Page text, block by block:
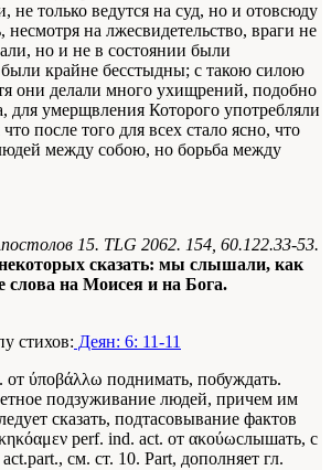
не только ведутся на суд, но и отовсюду
несмотря на лжесвидетельство, враги не
но и не в состоянии были
были крайне бесстыдны; с такою силою
они делали много ухищрений, подобно
для умерщвления Которого употребляли
после того для всех стало ясно, что
между собою, но борьба между
15. TLG 2062. 154, 60.122.33-53.
сказать: мы слышали, как
слова на Моисея и на Бога.
стихов: Деян: 6: 11-11
от ύποβάλλω поднимать, побуждать.
подзуживание людей, причем им
сказать, подтасовывание фактов
perf. ind. act. от ακούωслышать, с
см. ст. 10. Part, дополняет гл.